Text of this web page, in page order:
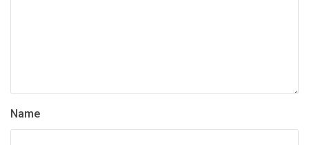
Name